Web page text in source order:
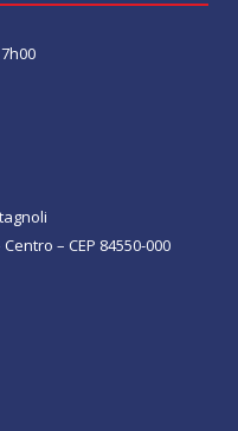
– CEP 84550-000